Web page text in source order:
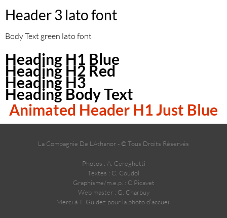
Header 3 lato font
Body Text green lato font
Heading H1 Blue
Heading H2 Red
Heading H3
Heading Body Text
Animated Header H1Just Blue
La Compagnie De L'Athanor - © Tous Droits Réservés
Photos : A. Cereghetti
Textes : C. Coudol
Graphisme/m.e.p. : C.Picavet
Web master : G. Charbuy
Merci à T. Guidez pour la photo d’accueil